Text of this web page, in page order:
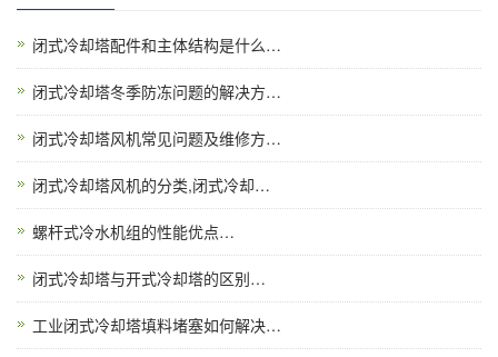
闭式冷却塔配件和主体结构是什么…
闭式冷却塔冬季防冻问题的解决方…
闭式冷却塔风机常见问题及维修方…
闭式冷却塔风机的分类,闭式冷却…
螺杆式冷水机组的性能优点…
闭式冷却塔与开式冷却塔的区别…
工业闭式冷却塔填料堵塞如何解决…